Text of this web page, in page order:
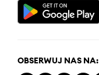
OBSERWUJ NAS NA: